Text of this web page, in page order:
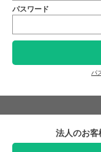
パスワード
パ
法人のお客